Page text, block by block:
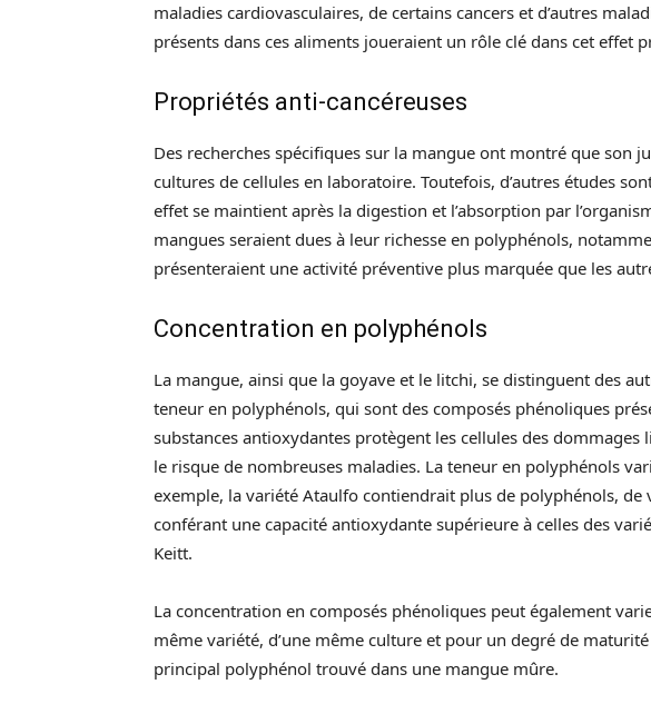
maladies cardiovasculaires, de certains cancers et d’autres
présents dans ces aliments joueraient un rôle clé dans cet effet
Propriétés anti-cancéreuses
Des recherches spécifiques sur la mangue ont montré que son
cultures de cellules en laboratoire. Toutefois, d’autres études
effet se maintient après la digestion et l’absorption par
mangues seraient dues à leur richesse en polyphénols,
présenteraient une activité préventive plus marquée que les
Concentration en polyphénols
La mangue, ainsi que la goyave et le litchi, se distinguent des
teneur en polyphénols, qui sont des composés phénoliques
substances antioxydantes protègent les cellules des
le risque de nombreuses maladies. La teneur en polyphénols
exemple, la variété Ataulfo contiendrait plus de polyphénols, de
conférant une capacité antioxydante supérieure à celles des
Keitt.
La concentration en composés phénoliques peut également
même variété, d’une même culture et pour un degré de
principal polyphénol trouvé dans une mangue mûre.